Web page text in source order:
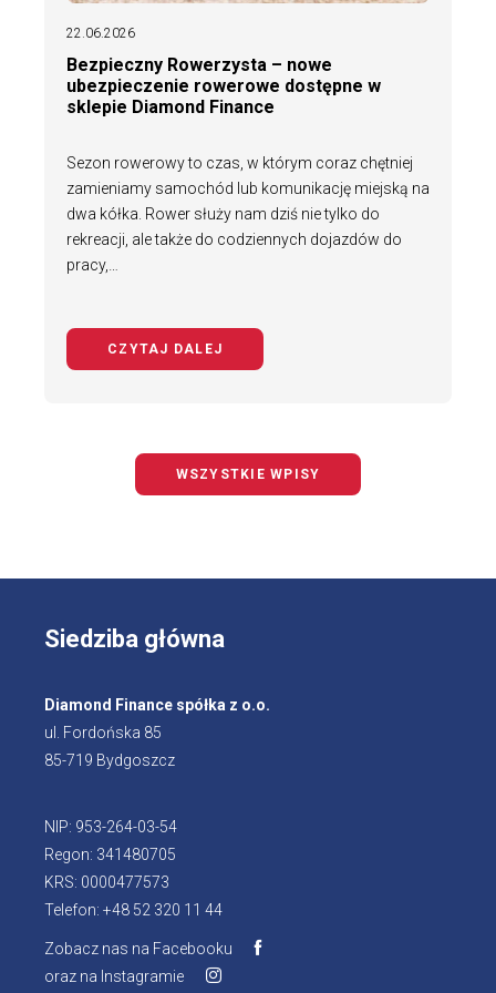
22.06.2026
Bezpieczny Rowerzysta – nowe
ubezpieczenie rowerowe dostępne w
sklepie Diamond Finance
Sezon rowerowy to czas, w którym coraz chętniej
zamieniamy samochód lub komunikację miejską na
dwa kółka. Rower służy nam dziś nie tylko do
rekreacji, ale także do codziennych dojazdów do
pracy,…
CZYTAJ DALEJ
WSZYSTKIE WPISY
Siedziba główna
Diamond Finance spółka z o.o.
ul. Fordońska 85
85-719 Bydgoszcz
NIP: 953-264-03-54
Regon: 341480705
KRS: 0000477573
Telefon: +48 52 320 11 44
Zobacz nas na Facebooku Otworzy
oraz na Instagramie Otworzy